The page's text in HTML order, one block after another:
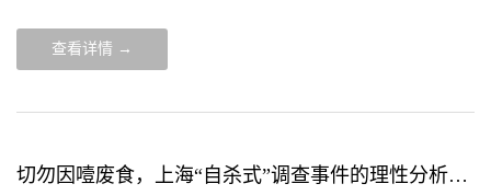
总结县前一阶段心理
查看详情 →
切勿因噎废食，上海“自杀式”调查事件的理性分析与思考